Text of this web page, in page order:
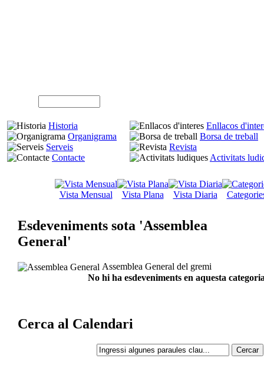
Historia
Organigrama
Serveis
Contacte
Enllacos
Borsa de treball
Revista
Activitats
Vista Mensual Vista Plana Vista Diaria
Esdeveniments sota 'Assemblea
General'
Assemblea General del gremi
No hi ha esdeveniments en aquesta
Cerca al Calendari